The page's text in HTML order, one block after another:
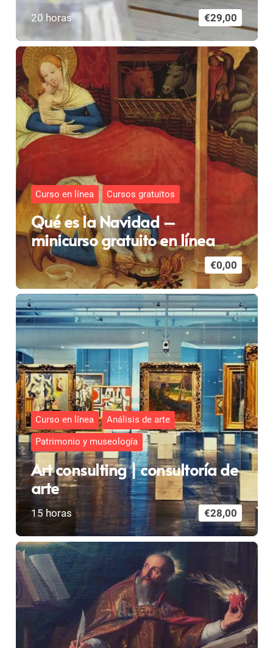
20 horas €29,00
Curso en línea Cursos gratuitos
Qué es la Navidad –
minicurso gratuito en línea
€0,00
Curso en línea
Análisis de arte
Patrimonio y museología
Art consulting | consultoría de
arte
15horas €28,00